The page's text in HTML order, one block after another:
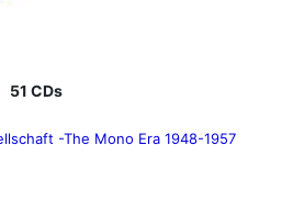
51 CDs
-The Mono Era 1948-1957